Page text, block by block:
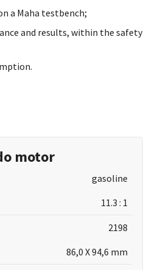
a Maha testbench;
and results, within the safety
motor
gasoline
11.3 : 1
2198
86,0 X 94,6 mm